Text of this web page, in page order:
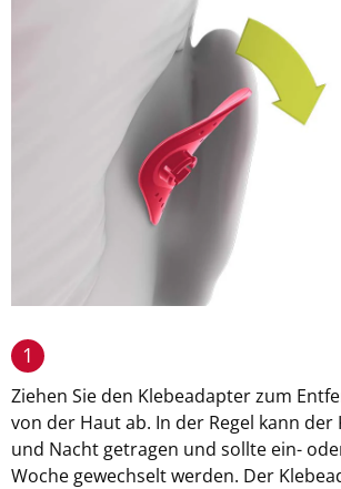
1
Ziehen Sie den Klebeadapter zum
von der Haut ab. In der Regel kann der
und Nacht getragen und sollte ein-
Woche gewechselt werden. Der